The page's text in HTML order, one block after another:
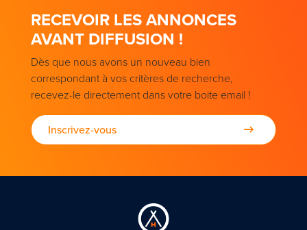
RECEVOIR LES ANNONCES
AVANT DIFFUSION !
Dès que nous avons un nouveau bien
correspondant à vos critères de recherche,
recevez-le directement dans votre boite email !
Inscrivez-vous